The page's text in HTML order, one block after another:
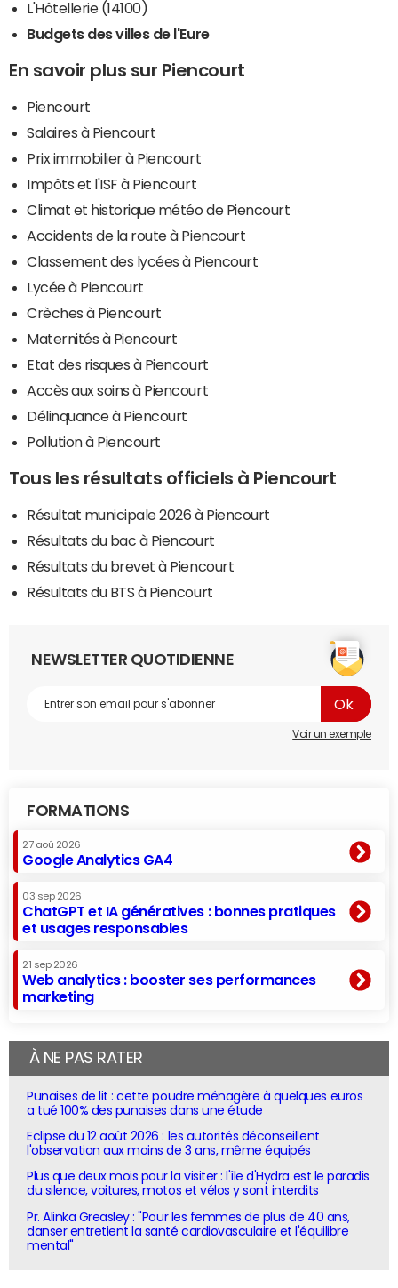
L'Hôtellerie (14100)
Budgets des villes de l'Eure
En savoir plus sur Piencourt
Piencourt
Salaires à Piencourt
Prix immobilier à Piencourt
Impôts et l'ISF à Piencourt
Climat et historique météo de Piencourt
Accidents de la route à Piencourt
Classement des lycées à Piencourt
Lycée à Piencourt
Crèches à Piencourt
Maternités à Piencourt
Etat des risques à Piencourt
Accès aux soins à Piencourt
Délinquance à Piencourt
Pollution à Piencourt
Tous les résultats officiels à Piencourt
Résultat municipale 2026 à Piencourt
Résultats du bac à Piencourt
Résultats du brevet à Piencourt
Résultats du BTS à Piencourt
NEWSLETTER QUOTIDIENNE
Voir un exemple
FORMATIONS
27 aoû 2026
Google Analytics GA4
03 sep 2026
ChatGPT et IA génératives : bonnes pratiques
et usages responsables
21 sep 2026
Web analytics : booster ses performances
marketing
À NE PAS RATER
Punaises de lit : cette poudre ménagère à quelques euros
a tué 100% des punaises dans une étude
Eclipse du 12 août 2026 : les autorités déconseillent
l'observation aux moins de 3 ans, même équipés
Plus que deux mois pour la visiter : l'île d'Hydra est le paradis
du silence, voitures, motos et vélos y sont interdits
Pr. Alinka Greasley : "Pour les femmes de plus de 40 ans,
danser entretient la santé cardiovasculaire et l'équilibre
mental"